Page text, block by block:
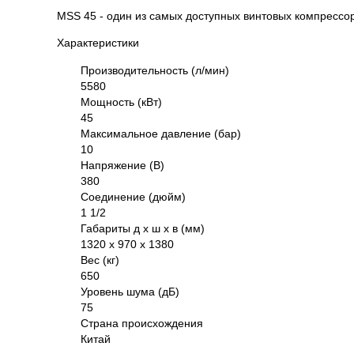
MSS 45 - один из самых доступных винтовых
Характеристики
Производительность (л/мин)
5580
Мощность (кВт)
45
Максимальное давление (бар)
10
Напряжение (В)
380
Соединение (дюйм)
1 1/2
Габариты д х ш х в (мм)
1320 х 970 х 1380
Вес (кг)
650
Уровень шума (дБ)
75
Страна происхождения
Китай